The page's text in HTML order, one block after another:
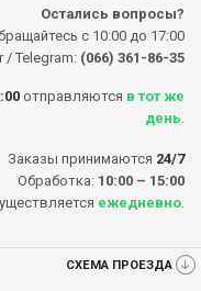
Остались вопросы?
с 10:00 до 17:00
/ Telegram: (066) 361-86-35
отправляются в тот же
день
Заказы принимаются 24/7
Обработка: 10:00 – 15:00
ежедневно
СХЕМА ПРОЕЗДА